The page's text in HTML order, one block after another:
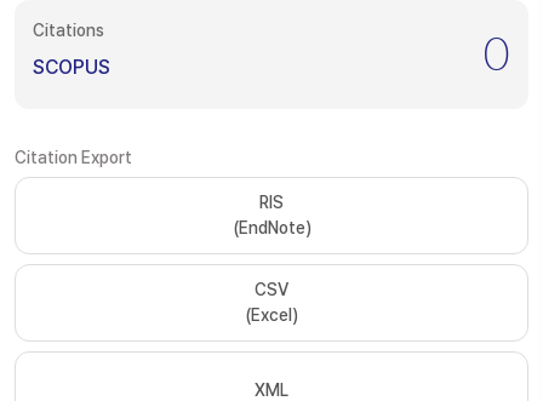
Citations
SCOPUS 0
Citation Export
RIS
(EndNote)
CSV
(Excel)
XML